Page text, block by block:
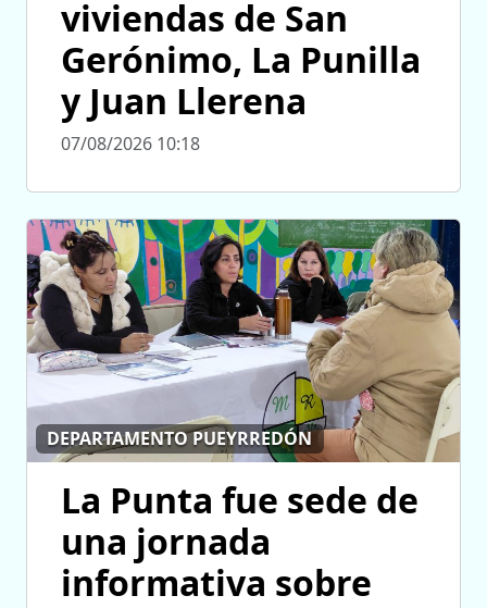
viviendas de San
Gerónimo, La Punilla
y Juan Llerena
07/08/2026 10:18
DEPARTAMENTO PUEYRREDÓN
La Punta fue sede de
una jornada
informativa sobre